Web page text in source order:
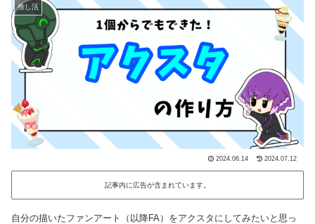
推し活
2024.06.14 2024.07.12
記事内に広告が含まれています。
自分の描いたファンアート（以降FA）をアクスタにしてみたいと思っ